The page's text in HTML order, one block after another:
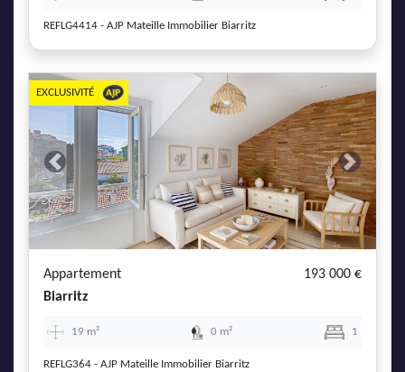
REFLG4414 - AJP Mateille Immobilier Biarritz
Previous Next
EXCLUSIVITÉ
Appartement
193 000 €
Biarritz
19 m² 0 m² 1
REFLG364 - AJP Mateille Immobilier Biarritz